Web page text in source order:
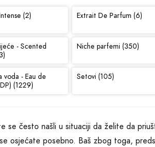
(2) Extrait De Parfum (6)
- Scented
Niche parfemi (350)
voda - Eau de
(1229)
Setovi (105)
se često našli u situaciji da želite da
osjećate posebno. Baš zbog toga,